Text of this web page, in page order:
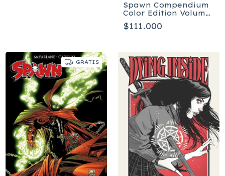
Spawn Compendium
Color Edition Volume
3 - Tapa blanda
$111.000
GRATIS